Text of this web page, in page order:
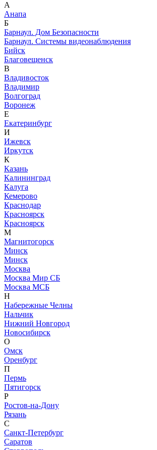
А
Анапа
Б
Барнаул. Дом Безопасности
Барнаул. Системы видеонаблюдения
Бийск
Благовещенск
В
Владивосток
Владимир
Волгоград
Воронеж
Е
Екатеринбург
И
Ижевск
Иркутск
К
Казань
Калининград
Калуга
Кемерово
Краснодар
Красноярск
Красноярск
М
Магнитогорск
Минск
Минск
Москва
Москва Мир СБ
Москва МСБ
Н
Набережные Челны
Нальчик
Нижний Новгород
Новосибирск
О
Омск
Оренбург
П
Пермь
Пятигорск
Р
Ростов-на-Дону
Рязань
С
Санкт-Петербург
Саратов